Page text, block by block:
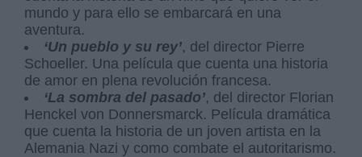
mundo y para ello se embarcará en una
aventura.
‘Un pueblo y su rey’, del director Pierre
Schoeller. Una película que cuenta una historia
de amor en plena revolución francesa.
‘La sombra del pasado’, del director Florian
Henckel von Donnersmarck. Película dramática
que cuenta la historia de un joven artista en la
Alemania Nazi y como combate el autoritarismo.